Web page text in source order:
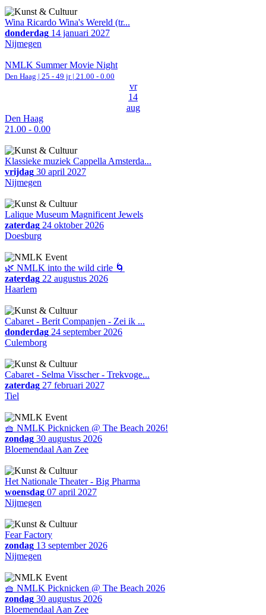
Wina Ricardo Wina's Wereld (tr...
donderdag 14 januari 2027
Nijmegen
NMLK Summer Movie Night
Den Haag | 25 - 49 jr | 21.00 - 0.00
vr
14
aug
Den Haag
21.00 - 0.00
Klassieke muziek Cappella Amsterda...
vrijdag 30 april 2027
Nijmegen
Lalique Museum Magnificent Jewels
zaterdag 24 oktober 2026
Doesburg
🌿 NMLK into the wild cirle 🌀
zaterdag 22 augustus 2026
Haarlem
Cabaret - Berit Companjen - Zei ik ...
donderdag 24 september 2026
Culemborg
Cabaret - Selma Visscher - Trekvoge...
zaterdag 27 februari 2027
Tiel
🧺 NMLK Picknicken @ The Beach 2026!
zondag 30 augustus 2026
Bloemendaal Aan Zee
Het Nationale Theater - Big Pharma
woensdag 07 april 2027
Nijmegen
Fear Factory
zondag 13 september 2026
Nijmegen
🧺 NMLK Picknicken @ The Beach 2026
zondag 30 augustus 2026
Bloemendaal Aan Zee